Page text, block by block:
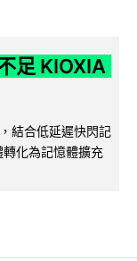
足 KIOXIA
結合低延遲快閃記
轉化為記憶體擴充